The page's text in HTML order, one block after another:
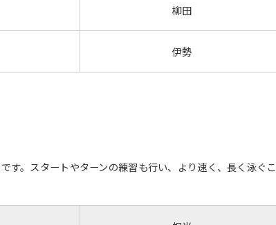
柳田
伊勢
す。スタートやターンの練習も行い、より速く、長く泳ぐこ